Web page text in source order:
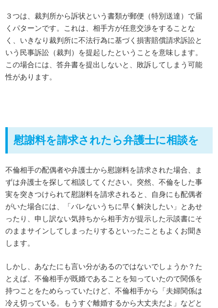
３つは、裁判所から訴状という書類が郵便（特別送達）で届
くパターンです。これは、相手方が任意交渉をすることな
く、いきなり裁判所に不法行為に基づく損害賠償請求訴訟と
いう民事訴訟（裁判）を提起したということを意味します。
この場合には、答弁書を提出しないと、敗訴してしまう可能
性があります。
慰謝料を請求されたら弁護士に相談を
不倫相手の配偶者や弁護士から慰謝料を請求された場合、ま
ずは弁護士を探して相談してください。突然、不倫をした事
実を突きつけられて慰謝料を請求されると、自身にも配偶者
がいた場合には、「バレないうちに早く解決したい」とあせ
ったり、申し訳ない気持ちから相手方が提示した示談書にそ
のままサインしてしまったりするといったこともよくお聞き
します。
しかし、あなたにも言い分があるのではないでしょうか？た
とえば、不倫相手が既婚であることを知っていたので関係を
持つことをためらっていたけど、不倫相手から「夫婦関係は
冷え切っている。もうすぐ離婚するから大丈夫だよ」などと